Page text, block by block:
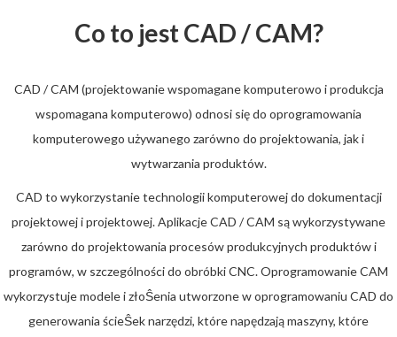
Co to jest CAD / CAM?
CAD / CAM (projektowanie wspomagane komputerowo i produkcja
wspomagana komputerowo) odnosi się do oprogramowania
komputerowego używanego zarówno do projektowania, jak i
wytwarzania produktów.
CAD to wykorzystanie technologii komputerowej do dokumentacji
projektowej i projektowej. Aplikacje CAD / CAM są wykorzystywane
zarówno do projektowania procesów produkcyjnych produktów i
programów, w szczególności do obróbki CNC. Oprogramowanie CAM
wykorzystuje modele i złoŜenia utworzone w oprogramowaniu CAD do
generowania ścieŜek narzędzi, które napędzają maszyny, które